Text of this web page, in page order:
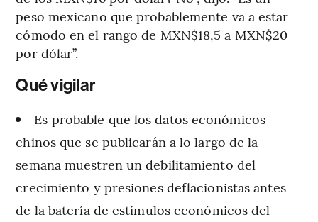
peso mexicano que probablemente va a estar
cómodo en el rango de MXN$18,5 a MXN$20
por dólar”.
Qué vigilar
Es probable que los datos económicos
chinos que se publicarán a lo largo de la
semana muestren un debilitamiento del
crecimiento y presiones deflacionistas antes
de la batería de estímulos económicos del